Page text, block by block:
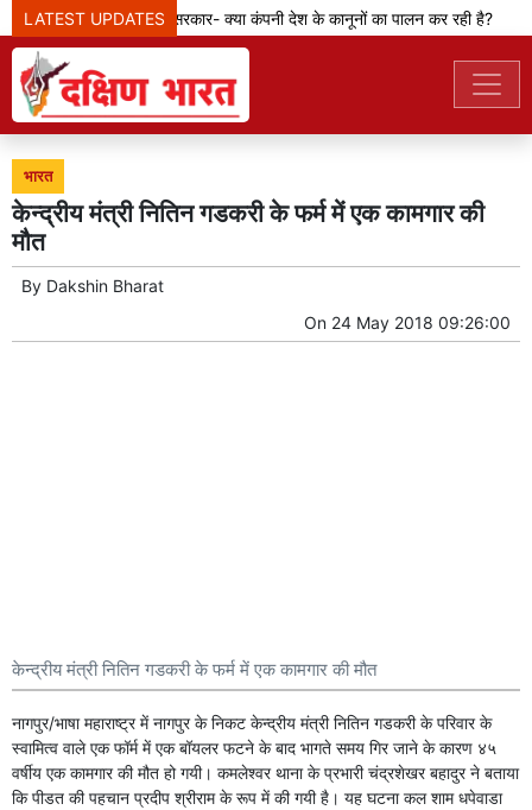
LATEST UPDATES
मेटा टीम से पूछ रही सरकार- क्या कंपनी देश के कानूनों का पालन कर रही है?
भारत
केन्द्रीय मंत्री नितिन गडकरी के फर्म में एक कामगार की
मौत
By Dakshin Bharat
On 24 May 2018 09:26:00
केन्द्रीय मंत्री नितिन गडकरी के फर्म में एक कामगार की मौत
नागपुर/भाषा महाराष्ट्र में नागपुर के निकट केन्द्रीय मंत्री नितिन गडकरी के परिवार के
स्वामित्व वाले एक फॉर्म में एक बॉयलर फटने के बाद भागते समय गिर जाने के कारण ४५
वर्षीय एक कामगार की मौत हो गयी। कमलेश्वर थाना के प्रभारी चंद्रशेखर बहादुर ने बताया
कि पीडत की पहचान प्रदीप श्रीराम के रूप में की गयी है। यह घटना कल शाम धपेवाडा